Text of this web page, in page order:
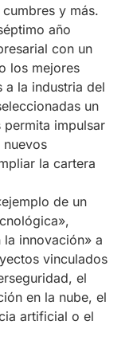
y más.
año
con un
los mejores
a la industria del
un
impulsar
nuevos
la cartera
de un
innovación» a
vinculados
el
en la nube, el
artificial o el